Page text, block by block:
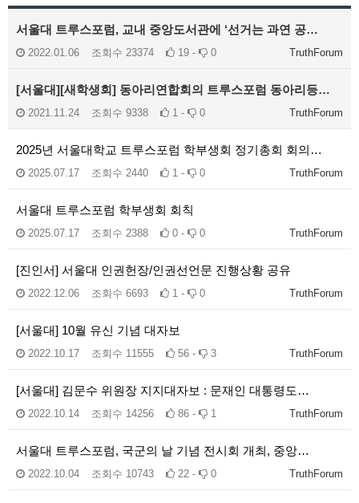
서울대 트루스포럼, 교내 중앙도서관에 ‘선거는 과연 공…
TruthForum
2022.01.06 조회수 23374 19 - 0
[서울대][새학생회] 동아리연합회의 트루스포럼 동아리등…
TruthForum
2021.11.24 조회수 9338 1 - 0
2025년 서울대학교 트루스포럼 학부생회 정기총회 회의…
TruthForum
2025.07.17 조회수 2440 1 - 0
서울대 트루스포럼 학부생회 회칙
TruthForum
2025.07.17 조회수 2388 0 - 0
[진인서] 서울대 인권헌장/인권선언문 진행상황 공유
TruthForum
2022.12.06 조회수 6693 1 - 0
[서울대] 10월 유신 기념 대자보
TruthForum
2022.10.17 조회수 11555 56 - 3
[서울대] 김문수 위원장 지지대자보 : 문재인 대통령도…
TruthForum
2022.10.14 조회수 14256 86 - 1
서울대 트루스포럼, 국군의 날 기념 전시회 개최, 중앙…
TruthForum
2022.10.04 조회수 10743 22 - 0